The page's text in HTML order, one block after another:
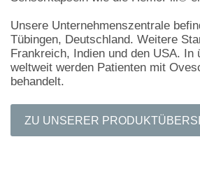
Unsere Unternehmenszentrale
Tübingen, Deutschland. Weitere
Frankreich, Indien und den USA. In
weltweit werden Patienten mit
behandelt.
ZU UNSERER